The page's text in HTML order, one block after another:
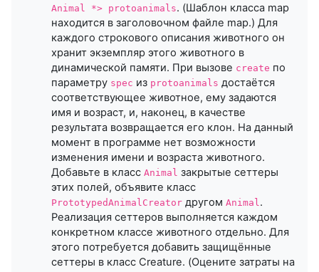
Animal *> protoanimals. (Шаблон класса map
находится в заголовочном файле map.) Для
каждого строкового описания животного он
хранит экземпляр этого животного в
динамической памяти. При вызове create по
параметру spec из protoanimals достаётся
соответствующее животное, ему задаются
имя и возраст, и, наконец, в качестве
результата возвращается его клон. На данный
момент в программе нет возможности
изменения имени и возраста животного.
Добавьте в класс Animal закрытые сеттеры
этих полей, объявите класс
PrototypedAnimalCreator другом Animal .
Реализация сеттеров выполняется каждом
конкретном классе животного отдельно. Для
этого потребуется добавить защищённые
сеттеры в класс Creature. (Оцените затраты на